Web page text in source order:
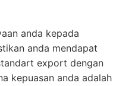
anda kepada
anda mendapat
export dengan
kepuasan anda adalah